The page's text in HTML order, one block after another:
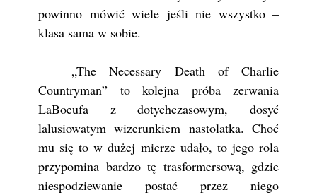
powinno mówić wiele jeśli nie wszystko –
klasa sama w sobie.
„The Necessary Death of Charlie
Countryman” to kolejna próba zerwania
LaBoeufa z dotychczasowym, dosyć
lalusiowatym wizerunkiem nastolatka. Choć
mu się to w dużej mierze udało, to jego rola
przypomina bardzo tę trasformersową, gdzie
niespodziewanie postać przez niego